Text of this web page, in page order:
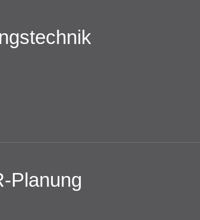
Planung